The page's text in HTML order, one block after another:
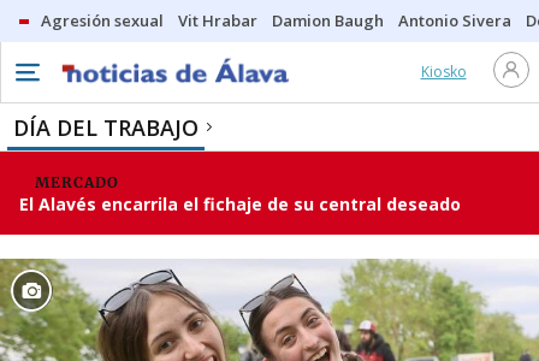
Agresión sexual Vit Hrabar Damion Baugh Antonio Sivera
Kiosko
DÍA DEL TRABAJO
MERCADO
El Alavés encarrila el fichaje de su central deseado